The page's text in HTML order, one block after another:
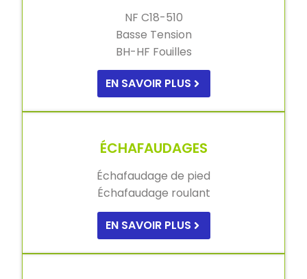
NF C18-510
Basse Tension
BH-HF Fouilles
EN SAVOIR PLUS
ÉCHAFAUDAGES
Échafaudage de pied
Échafaudage roulant
EN SAVOIR PLUS